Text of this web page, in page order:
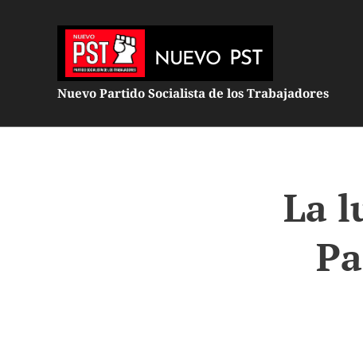
NUEVO PST
Nuevo Partido Socialista de los Trabajadores
La